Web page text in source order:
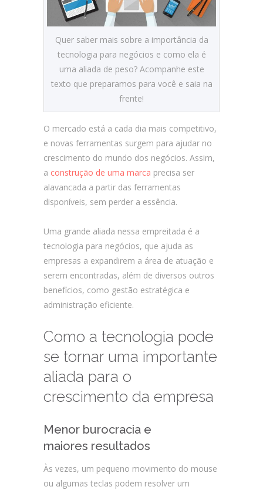
Quer saber mais sobre a importância da
tecnologia para negócios e como ela é
uma aliada de peso? Acompanhe este
texto que preparamos para você e saia na
frente!
O mercado está a cada dia mais competitivo,
e novas ferramentas surgem para ajudar no
crescimento do mundo dos negócios. Assim,
a construção de uma marca precisa ser
alavancada a partir das ferramentas
disponíveis, sem perder a essência.
Uma grande aliada nessa empreitada é a
tecnologia para negócios, que ajuda as
empresas a expandirem a área de atuação e
serem encontradas, além de diversos outros
benefícios, como gestão estratégica e
administração eficiente.
Como a tecnologia pode
se tornar uma importante
aliada para o
crescimento da empresa
Menor burocracia e
maiores resultados
Às vezes, um pequeno movimento do mouse
ou algumas teclas podem resolver um